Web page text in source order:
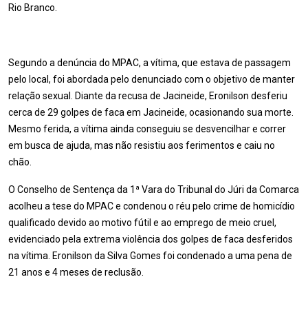
Rio Branco.
Segundo a denúncia do MPAC, a vítima, que estava de passagem
pelo local, foi abordada pelo denunciado com o objetivo de manter
relação sexual. Diante da recusa de Jacineide, Eronilson desferiu
cerca de 29 golpes de faca em Jacineide, ocasionando sua morte.
Mesmo ferida, a vítima ainda conseguiu se desvencilhar e correr
em busca de ajuda, mas não resistiu aos ferimentos e caiu no
chão.
O Conselho de Sentença da 1ª Vara do Tribunal do Júri da Comarca
acolheu a tese do MPAC e condenou o réu pelo crime de homicídio
qualificado devido ao motivo fútil e ao emprego de meio cruel,
evidenciado pela extrema violência dos golpes de faca desferidos
na vítima. Eronilson da Silva Gomes foi condenado a uma pena de
21 anos e 4 meses de reclusão.